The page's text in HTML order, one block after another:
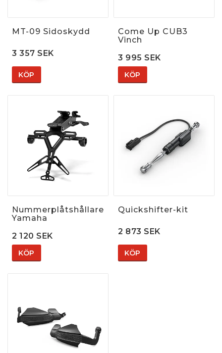
MT-09 Sidoskydd
3 357 SEK
KÖP
Come Up CUB3
Vinch
3 995 SEK
KÖP
Nummerplåtshållare
Yamaha
2 120 SEK
KÖP
Quickshifter-kit
2 873 SEK
KÖP